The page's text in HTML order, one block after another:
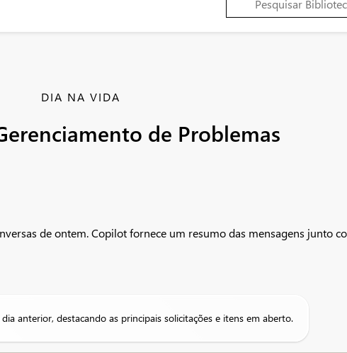
DIA NA VIDA
de Problemas
de ontem. Copilot fornece um resumo das mensagens junto
anterior, destacando as principais solicitações e itens em aberto.